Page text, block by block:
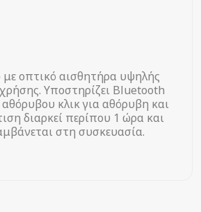
με οπτικό αισθητήρα υψηλής
Υποστηρίζει Bluetooth
κλικ για αθόρυβη και
διαρκεί περίπου 1 ώρα και
στη συσκευασία.